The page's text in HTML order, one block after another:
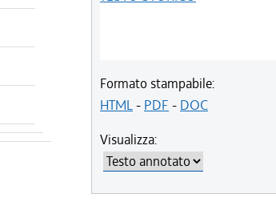
Formato stampabile:
HTML- PDF - DOC
Visualizza: